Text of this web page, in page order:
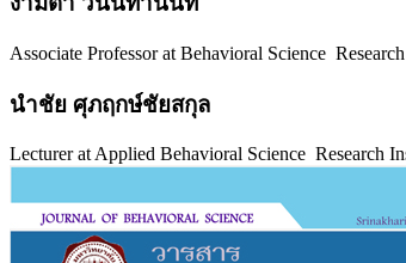
Associate Professor at Behavioral Science
นำชัย ศุภฤกษ์ชัยสกุล
Lecturer at Applied Behavioral Science Research